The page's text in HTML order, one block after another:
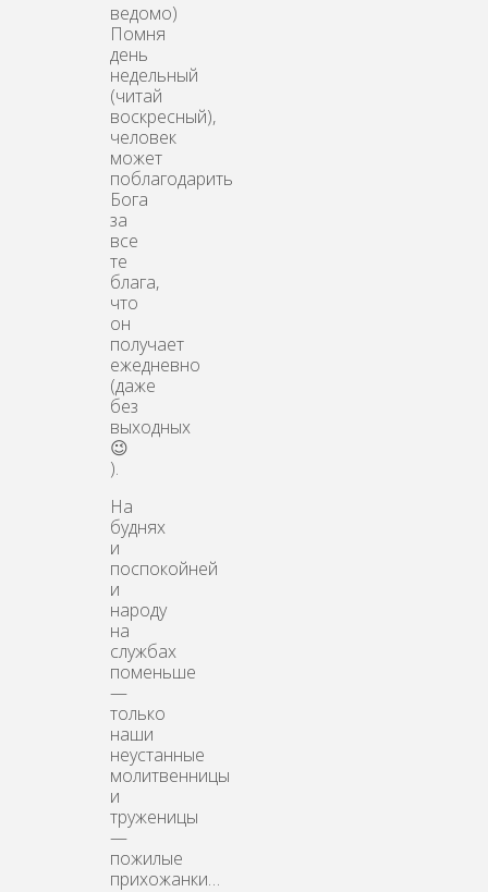
ведомо)
Помня
день
недельный
(читай
воскресный),
человек
может
поблагодарить
Бога
за
все
те
блага,
что
он
получает
ежедневно
(даже
без
выходных
😉
).
На
буднях
и
поспокойней
и
народу
на
службах
поменьше
—
только
наши
неустанные
молитвенницы
и
труженицы
—
пожилые
прихожанки…